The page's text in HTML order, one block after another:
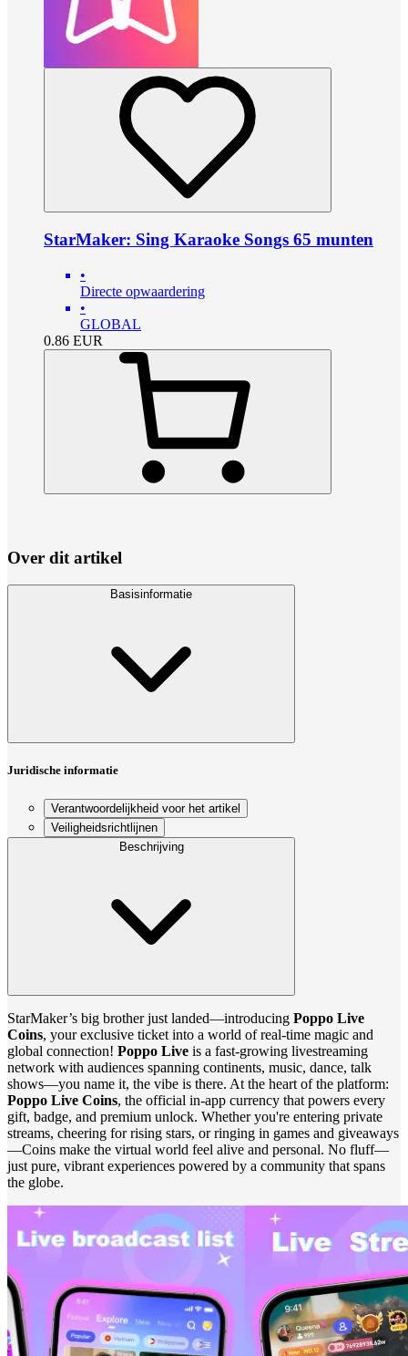
StarMaker: Sing Karaoke Songs 65 munten
•
Directe opwaardering
•
GLOBAL
0.86 EUR
Over dit artikel
Basisinformatie
Juridische informatie
Verantwoordelijkheid voor het artikel
Veiligheidsrichtlijnen
Beschrijving
StarMaker’s big brother just landed—introducing Poppo Live
Coins, your exclusive ticket into a world of real-time magic and
global connection! Poppo Live is a fast‑growing livestreaming
network with audiences spanning continents, music, dance, talk
shows—you name it, the vibe is there. At the heart of the platform:
Poppo Live Coins, the official in-app currency that powers every
gift, badge, and premium unlock. Whether you're entering private
streams, cheering for rising stars, or ringing in games and giveaways
—Coins make the virtual world feel alive and personal. No fluff—
just pure, vibrant experiences powered by a community that spans
the globe.